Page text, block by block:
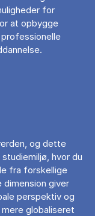
for
at opbygge
og dette
hvor du
fra forskellige
dimension giver
perspektiv og
globaliseret